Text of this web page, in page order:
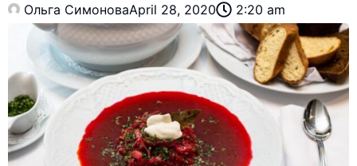
Ольга СимоноваApril 28, 2020 2:20 am